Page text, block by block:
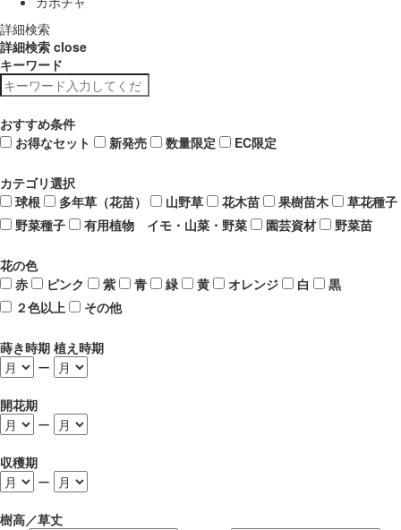
詳細検索
詳細検索 close
キーワード
おすすめ条件
お得なセット
新発売 数量限定 EC限定
カテゴリ選択
球根
多年草（花苗） 山野草 花木苗 果樹苗木
草花種子
野菜種子
有用植物 イモ・山菜・野菜 園芸資材 野菜苗
花の色
赤
ピンク 紫 青 緑 黄 オレンジ 白
黒
２色以上
その他
蒔き時期 植え時期
ー
開花期
ー
収穫期
ー
樹高／草丈